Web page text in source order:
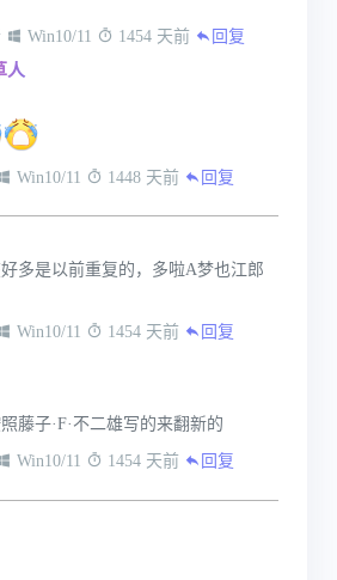
Win10/11 1454 天前 回复
人
Win10/11 1448 天前 回复
多是以前重复的，多啦A梦也江郎
Win10/11 1454 天前 回复
藤子·F·不二雄写的来翻新的
Win10/11 1454 天前 回复